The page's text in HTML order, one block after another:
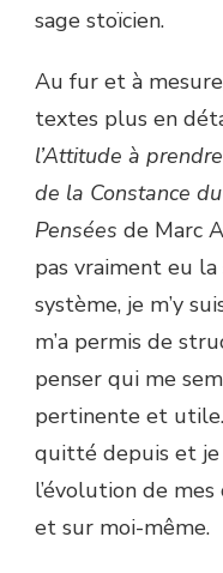
sage stoïcien.
Au fur et à
textes plus en
l’Attitude à
de la Constance
Pensées de Marc
pas vraiment eu la
système, je m’y
m’a permis de
penser qui me
pertinente et utile.
quitté depuis et je
l’évolution de
et sur moi-même.